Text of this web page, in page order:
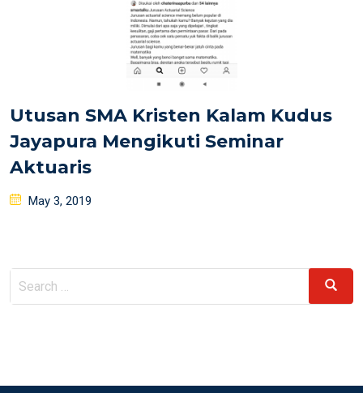
Utusan SMA Kristen Kalam Kudus
Jayapura Mengikuti Seminar
Aktuaris
Posted
May 3, 2019
Search
Search